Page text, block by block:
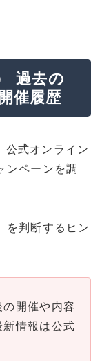
過去の
催履歴
公式オンライン
ンペーンを調
を判断するヒン
開催や内容
新情報は公式